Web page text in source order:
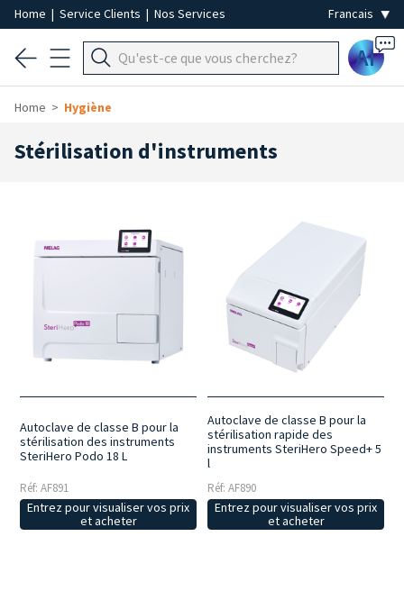
Home | Service Clients | Nos Services
Ai
Home Hygiène
Stérilisation d'instruments
Autoclave de classe B pour la
stérilisation des instruments
SteriHero Podo 18 L
Réf: AF891
Entrez pour visualiser vos prix
et acheter
Autoclave de classe B pour la
stérilisation rapide des
instruments SteriHero Speed+ 5
l
Réf: AF890
Entrez pour visualiser vos prix
et acheter